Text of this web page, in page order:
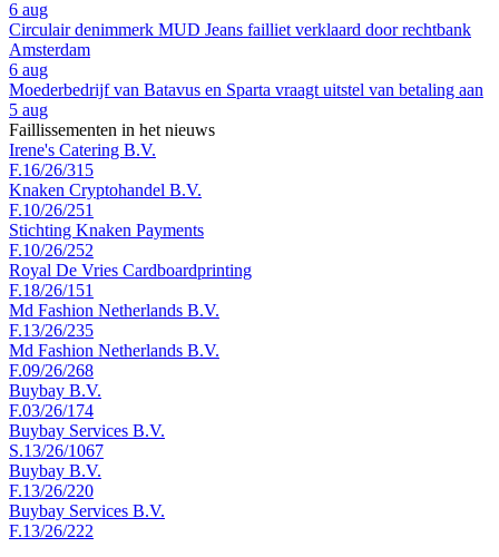
6 aug
Circulair denimmerk MUD Jeans failliet verklaard door rechtbank
Amsterdam
6 aug
Moederbedrijf van Batavus en Sparta vraagt uitstel van betaling aan
5 aug
Faillissementen in het nieuws
Irene's Catering B.V.
F.16/26/315
Knaken Cryptohandel B.V.
F.10/26/251
Stichting Knaken Payments
F.10/26/252
Royal De Vries Cardboardprinting
F.18/26/151
Md Fashion Netherlands B.V.
F.13/26/235
Md Fashion Netherlands B.V.
F.09/26/268
Buybay B.V.
F.03/26/174
Buybay Services B.V.
S.13/26/1067
Buybay B.V.
F.13/26/220
Buybay Services B.V.
F.13/26/222